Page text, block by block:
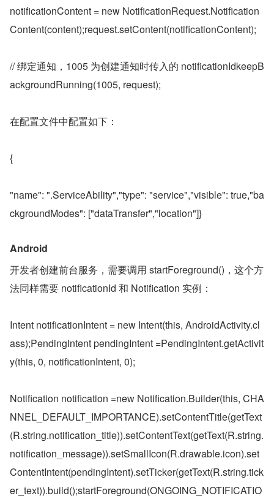
notificationContent = new NotificationRequest.Notification
Content(content);request.setContent(notificationContent);
// 绑定通知，1005 为创建通知时传入的 notificationIdkeepB
ackgroundRunning(1005, request);
在配置文件中配置如下：
{
"name": ".ServiceAbility","type": "service","visible": true,"ba
ckgroundModes": ["dataTransfer","location"]}
Android
开发者创建前台服务，需要调用 startForeground()，这个方
法同样需要 notificationId 和 Notification 实例：
Intent notificationIntent = new Intent(this, AndroidActivity.cl
ass);PendingIntent pendingIntent =PendingIntent.getActivit
y(this, 0, notificationIntent, 0);
Notification notification =new Notification.Builder(this, CHA
NNEL_DEFAULT_IMPORTANCE).setContentTitle(getText
(R.string.notification_title)).setContentText(getText(R.string.
notification_message)).setSmallIcon(R.drawable.icon).set
ContentIntent(pendingIntent).setTicker(getText(R.string.tick
er_text)).build();startForeground(ONGOING_NOTIFICATIO